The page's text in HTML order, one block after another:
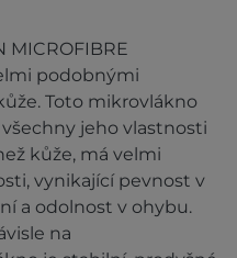
MICROFIBRE
podobnými
Toto mikrovlákno
jeho vlastnosti
kůže, má velmi
vynikající pevnost v
a odolnost v ohybu.
na